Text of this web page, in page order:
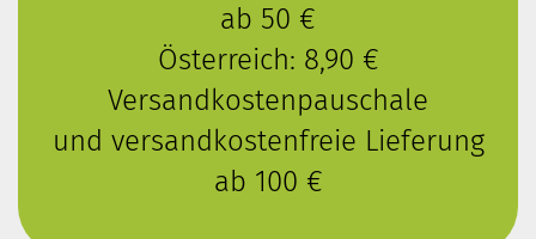
ab 50 €
Österreich: 8,90 €
Versandkostenpauschale
und versandkostenfreie Lieferung
ab 100 €